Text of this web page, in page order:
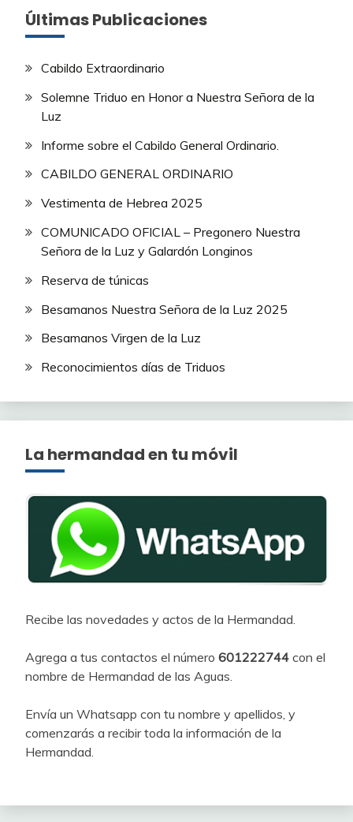
Últimas Publicaciones
Cabildo Extraordinario
Solemne Triduo en Honor a Nuestra Señora de la
Luz
Informe sobre el Cabildo General Ordinario.
CABILDO GENERAL ORDINARIO
Vestimenta de Hebrea 2025
COMUNICADO OFICIAL – Pregonero Nuestra
Señora de la Luz y Galardón Longinos
Reserva de túnicas
Besamanos Nuestra Señora de la Luz 2025
Besamanos Virgen de la Luz
Reconocimientos días de Triduos
La hermandad en tu móvil
Recibe las novedades y actos de la Hermandad.
Agrega a tus contactos el número 601222744 con el
nombre de Hermandad de las Aguas.
Envía un Whatsapp con tu nombre y apellidos, y
comenzarás a recibir toda la información de la
Hermandad.